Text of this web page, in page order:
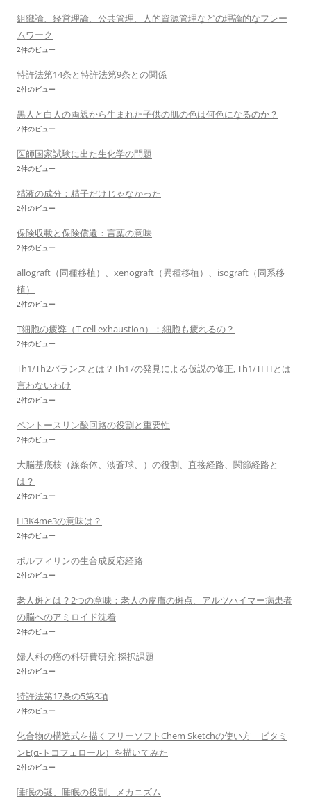
組織論、経営理論、公共管理、人的資源管理などの理論的なフレー
ムワーク
2件のビュー
特許法第14条と特許法第9条との関係
2件のビュー
黒人と白人の両親から生まれた子供の肌の色は何色になるのか？
2件のビュー
医師国家試験に出た生化学の問題
2件のビュー
精液の成分：精子だけじゃなかった
2件のビュー
保険収載と保険償還：言葉の意味
2件のビュー
allograft（同種移植）、xenograft（異種移植）、isograft（同系移
植）
2件のビュー
T細胞の疲弊（T cell exhaustion）：細胞も疲れるの？
2件のビュー
Th1/Th2バランスとは？Th17の発見による仮説の修正, Th1/TFHとは
言わないわけ
2件のビュー
ペントースリン酸回路の役割と重要性
2件のビュー
大脳基底核（線条体、淡蒼球、）の役割、直接経路、関節経路と
は？
2件のビュー
H3K4me3の意味は？
2件のビュー
ポルフィリンの生合成反応経路
2件のビュー
老人斑とは？2つの意味：老人の皮膚の斑点、アルツハイマー病患者
の脳へのアミロイド沈着
2件のビュー
婦人科の癌の科研費研究 採択課題
2件のビュー
特許法第17条の5第3項
2件のビュー
化合物の構造式を描くフリーソフトChem Sketchの使い方 ビタミ
ンE(α-トコフェロール）を描いてみた
2件のビュー
睡眠の謎、睡眠の役割、メカニズム